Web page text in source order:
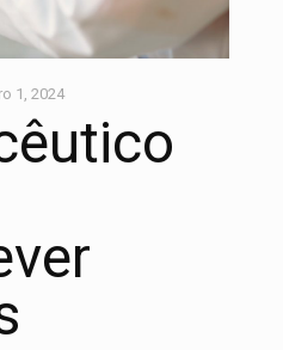
1, 2024